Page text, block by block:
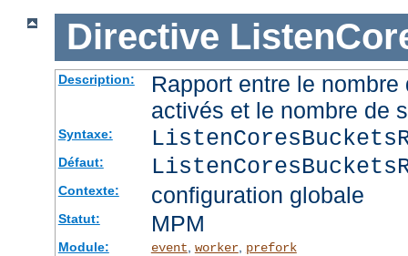
Directive
Description:
Rapport entre le
activés et le nombre de
Syntaxe:
Défaut:
Contexte: configuration globale
Statut: MPM
Module: event worker, prefork